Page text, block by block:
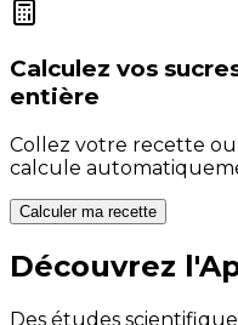
Calculez vos
entière
Collez votre recette
calcule
Calculer ma recette
Découvrez
Des études